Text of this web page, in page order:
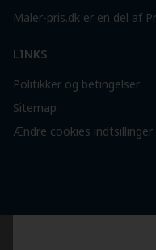
Maler-pris.dk er en del af
LINKS
Politikker og betingelser
Sitemap
Ændre cookies indtsillinger